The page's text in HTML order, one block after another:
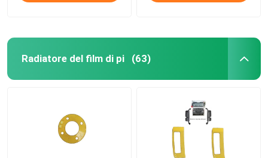
Radiatore del film di pi (63)